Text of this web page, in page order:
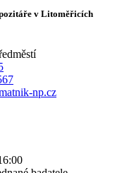
v Litoměřicích
np.cz